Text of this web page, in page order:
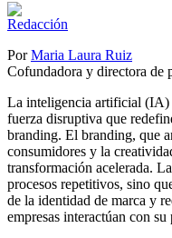
PorMaria Laura Ruiz
Cofundadora y directora de
La inteligencia artificial (IA)
fuerza disruptiva que
branding. El branding, que
consumidores y la
transformación acelerada.
procesos repetitivos, sino
de la identidad de marca y
empresas interactúan con